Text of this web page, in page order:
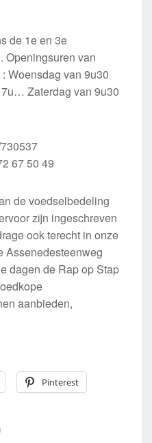
de 1e en 3e
Openingsuren van
Woensdag van 9u30
Zaterdag van 9u30
67 50 49
de voedselbedeling
zijn ingeschreven
ook terecht in onze
Assenedesteenweg
dagen de Rap op Stap
aanbieden,
Pinterest